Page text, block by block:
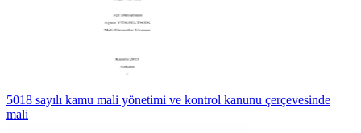
5018 sayılı kamu mali yönetimi ve kontrol kanunu çerçevesinde
mali